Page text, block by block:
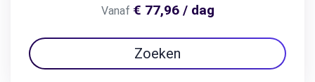
Vanaf € 77,96 / dag
Zoeken